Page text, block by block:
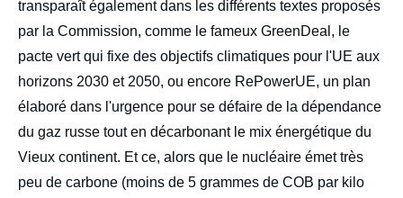
transparaît également dans les différents textes proposés
par la Commission, comme le fameux GreenDeal, le
pacte vert qui fixe des objectifs climatiques pour l'UE aux
horizons 2030 et 2050, ou encore RePowerUE, un plan
élaboré dans l'urgence pour se défaire de la dépendance
du gaz russe tout en décarbonant le mix énergétique du
Vieux continent. Et ce, alors que le nucléaire émet très
peu de carbone (moins de 5 grammes de COB par kilo